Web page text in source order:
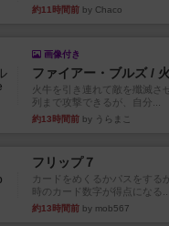
約11時間前 by Chaco
画像付き
ファイアー・ブルズ /
火牛を引き連れて敵を殲滅さ
列まで攻撃できるが、自分...
約13時間前 by うらまこ
フリップ７
カードをめくるかパスをする
時のカード数字が得点になる...
約13時間前 by mob567